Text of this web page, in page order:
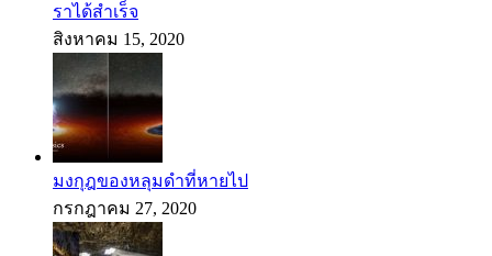
ราได้สำเร็จ
สิงหาคม 15, 2020
มงกุฎของหลุมดำที่หายไป
กรกฎาคม 27, 2020